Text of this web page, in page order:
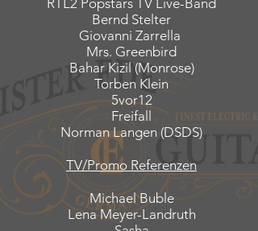
RTL2 Popstars TV Live-Band
Bernd Stelter
Giovanni Zarrella
Mrs. Greenbird
Bahar Kizil (Monrose)
Torben Klein
5vor12
Freifall
Norman Langen (DSDS)
TV/Promo Referenzen
Michael Buble
Lena Meyer-Landruth